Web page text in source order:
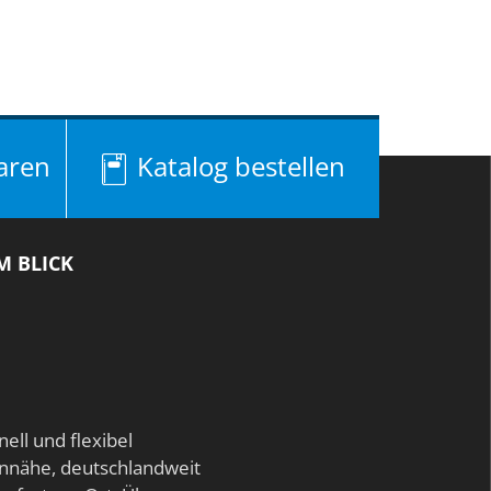
Katalog bestellen
BLICK
und flexibel
deutschlandweit